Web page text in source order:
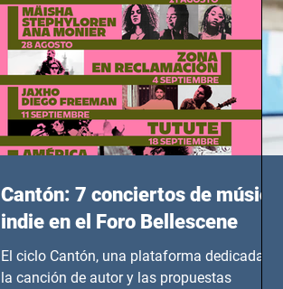
Cantón: 7 conciertos de música
indie en el Foro Bellescene
El ciclo Cantón, una plataforma dedicada a
la canción de autor y las propuestas